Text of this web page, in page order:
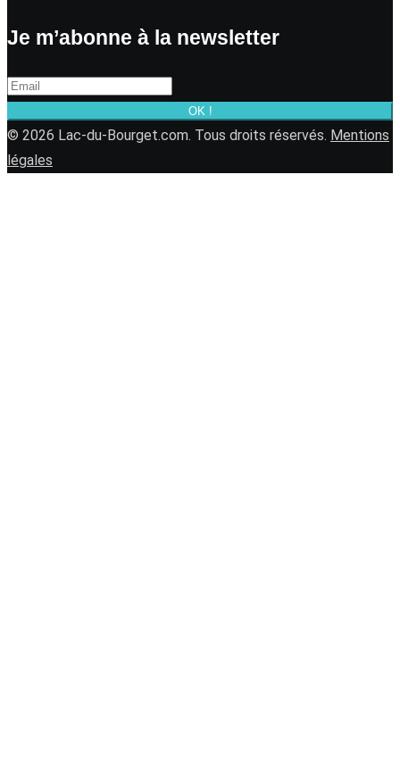
Je m’abonne à la newsletter
OK !
© 2026 Lac-du-Bourget.com. Tous droits réservés. Mentions
légales